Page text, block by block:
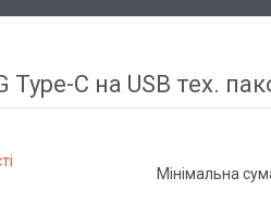
Type-C на USB тех.
Мінімальна